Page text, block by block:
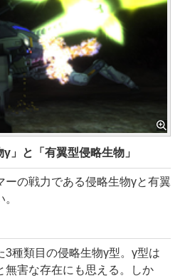
」と「有翼型侵略生物」
の戦力である侵略生物γと有翼
種類目の侵略生物γ型。γ型は
無害な存在にも思える。しか